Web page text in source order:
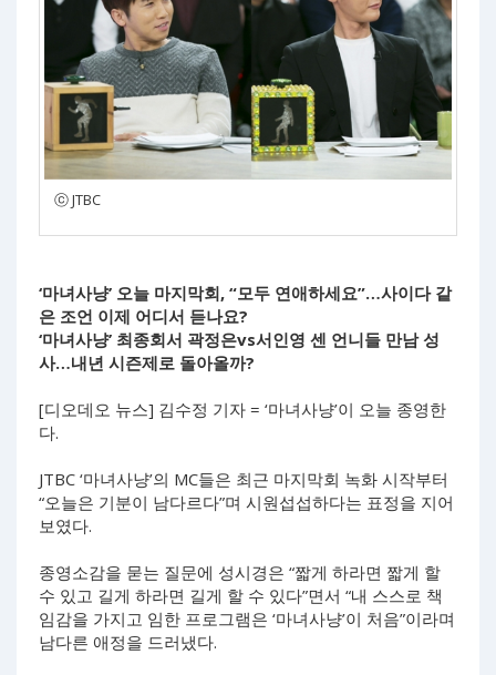
ⓒ JTBC
‘마녀사냥’ 오늘 마지막회, “모두 연애하세요”…사이다 같
은 조언 이제 어디서 듣나요?
‘마녀사냥’ 최종회서 곽정은vs서인영 센 언니들 만남 성
사…내년 시즌제로 돌아올까?
[디오데오 뉴스] 김수정 기자 = ‘마녀사냥’이 오늘 종영한
다.
JTBC ‘마녀사냥’의 MC들은 최근 마지막회 녹화 시작부터
“오늘은 기분이 남다르다”며 시원섭섭하다는 표정을 지어
보였다.
종영소감을 묻는 질문에 성시경은 “짧게 하라면 짧게 할
수 있고 길게 하라면 길게 할 수 있다”면서 “내 스스로 책
임감을 가지고 임한 프로그램은 ‘마녀사냥’이 처음”이라며
남다른 애정을 드러냈다.